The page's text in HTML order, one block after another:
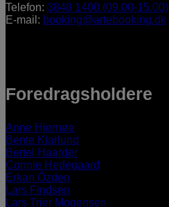
Telefon: 3848 1400 (09.00-15.00)
E-mail: booking@artebooking.dk
Foredragsholdere
Anne Hjernøe
Bente Klarlund
Bertel Haarder
Connie Hedegaard
Erkan Özden
Lars Findsen
Lars Trier Mogensen